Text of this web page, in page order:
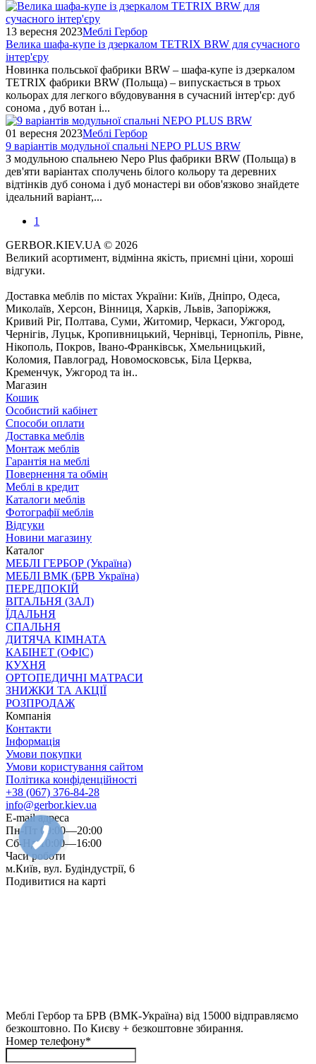
13 вересня 2023Меблі Гербор
Велика шафа-купе із дзеркалом TETRIX BRW для сучасного
інтер'єру
Новинка польської фабрики BRW – шафа-купе із дзеркалом
TETRIX фабрики BRW (Польща) – випускається в трьох
кольорах для легкого вбудовування в сучасний інтер'єр: дуб
сонома , дуб вотан і...
01 вересня 2023Меблі Гербор
9 варіантів модульної спальні NEPO PLUS BRW
З модульною спальнею Nepo Plus фабрики BRW (Польща) в
дев'яти варіантах сполучень білого кольору та деревних
відтінків дуб сонома і дуб монастері ви обов'язково знайдете
ідеальний варіант,...
1
GERBOR.KIEV.UA © 2026
Великий асортимент, відмінна якість, приємні ціни, хороші
відгуки.
Доставка меблів по містах України: Київ, Дніпро, Одеса,
Миколаїв, Херсон, Вінниця, Харків, Львів, Запоріжжя,
Кривий Ріг, Полтава, Суми, Житомир, Черкаси, Ужгород,
Чернігів, Луцьк, Кропивницький, Чернівці, Тернопіль, Рівне,
Нікополь, Покров, Івано-Франківськ, Хмельницький,
Коломия, Павлоград, Новомосковськ, Біла Церква,
Кременчук, Ужгород та ін..
Магазин
Кошик
Особистий кабінет
Способи оплати
Доставка меблів
Монтаж меблів
Гарантія на меблі
Повернення та обмін
Меблі в кредит
Каталоги меблів
Фотографії меблів
Відгуки
Новини магазину
Каталог
МЕБЛІ ГЕРБОР (Україна)
МЕБЛІ ВМК (БРВ Україна)
ПЕРЕДПОКІЙ
ВІТАЛЬНЯ (ЗАЛ)
ЇДАЛЬНЯ
СПАЛЬНЯ
ДИТЯЧА КІМНАТА
КАБІНЕТ (ОФІС)
КУХНЯ
ОРТОПЕДИЧНІ МАТРАСИ
ЗНИЖКИ ТА АКЦІЇ
РОЗПРОДАЖ
Компанія
Контакти
Інформація
Умови покупки
Умови користування сайтом
Політика конфіденційності
+38 (067) 376-84-28
info@gerbor.kiev.ua
E-mail адреса
Пн-Пт 09:00—20:00
Сб-Нд 10:00—16:00
Часи роботи
м.Київ, вул. Будіндустрії, 6
Подивитися на карті
Меблі Гербор та БРВ (ВМК-Україна) від 15000 відправляємо
безкоштовно. По Києву + безкоштовне збирання.
Номер телефону*